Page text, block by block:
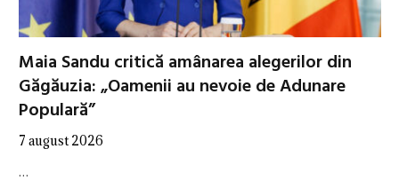
Maia Sandu critică amânarea alegerilor din
Găgăuzia: „Oamenii au nevoie de Adunare
Populară”
7 august 2026
…